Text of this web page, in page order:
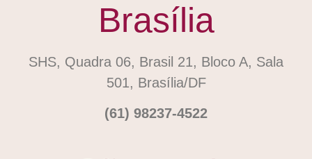
Brasília
SHS, Quadra 06, Brasil 21, Bloco A, Sala
501, Brasília/DF
(61) 98237-4522